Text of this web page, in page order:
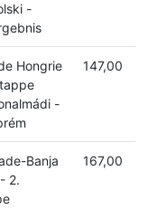
-
Hongrie
-
147,00
Banja
2.
167,00